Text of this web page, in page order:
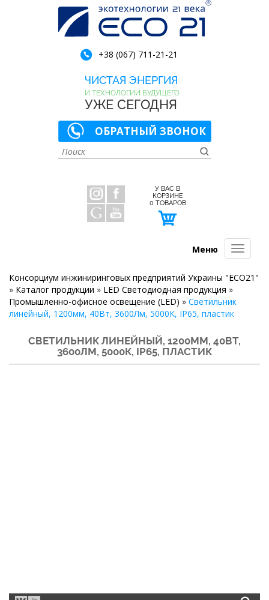
+38 (067) 711-21-21
ЧИСТАЯ ЭНЕРГИЯ
И ТЕХНОЛОГИИ БУДУЩЕГО
УЖЕ СЕГОДНЯ
ОБРАТНЫЙ ЗВОНОК
У ВАС В
КОРЗИНЕ
0 ТОВАРОВ
Меню
Консорциум инжиниринговых предприятий Украины "ECO21"
» Каталог продукции » LED Светодиодная продукция »
Промышленно-офисное освещение (LED) » Светильник
линейный, 1200мм, 40Вт, 3600Лм, 5000К, IP65, пластик
СВЕТИЛЬНИК ЛИНЕЙНЫЙ, 1200ММ, 40ВТ,
3600ЛМ, 5000К, IP65, ПЛАСТИК